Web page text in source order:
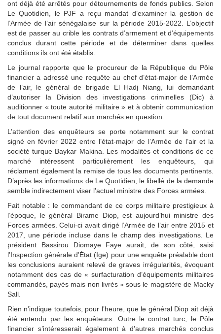
ont déjà été arrêtés pour détournements de fonds publics. Selon
Le Quotidien, le PJF a reçu mandat d’examiner la gestion de
l’Armée de l’air sénégalaise sur la période 2015-2022. L’objectif
est de passer au crible les contrats d’armement et d’équipements
conclus durant cette période et de déterminer dans quelles
conditions ils ont été établis.
Le journal rapporte que le procureur de la République du Pôle
financier a adressé une requête au chef d’état-major de l’Armée
de l’air, le général de brigade El Hadj Niang, lui demandant
d’autoriser la Division des investigations criminelles (Dic) à
auditionner « toute autorité militaire » et à obtenir communication
de tout document relatif aux marchés en question.
L’attention des enquêteurs se porte notamment sur le contrat
signé en février 2022 entre l’état-major de l’Armée de l’air et la
société turque Baykar Makina. Les modalités et conditions de ce
marché intéressent particulièrement les enquêteurs, qui
réclament également la remise de tous les documents pertinents.
D’après les informations de Le Quotidien, le libellé de la demande
semble indirectement viser l’actuel ministre des Forces armées.
Fait notable : le commandant de ce corps militaire prestigieux à
l’époque, le général Birame Diop, est aujourd’hui ministre des
Forces armées. Celui-ci avait dirigé l’Armée de l’air entre 2015 et
2017, une période incluse dans le champ des investigations. Le
président Bassirou Diomaye Faye aurait, de son côté, saisi
l’Inspection générale d’État (Ige) pour une enquête préalable dont
les conclusions auraient relevé de graves irrégularités, évoquant
notamment des cas de « surfacturation d’équipements militaires
commandés, payés mais non livrés » sous le magistère de Macky
Sall.
Rien n’indique toutefois, pour l’heure, que le général Diop ait déjà
été entendu par les enquêteurs. Outre le contrat turc, le Pôle
financier s’intéresserait également à d’autres marchés conclus